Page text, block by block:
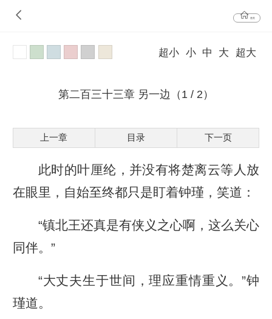
首页
超小 小 中 大 超大
第二百三十三章 另一边（1 / 2）
上一章 目录 下一页
此时的叶厘纶，并没有将楚离云等人放
在眼里，自始至终都只是盯着钟瑾，笑道：
“镇北王还真是有侠义之心啊，这么关心
同伴。”
“大丈夫生于世间，理应重情重义。”钟
瑾道。